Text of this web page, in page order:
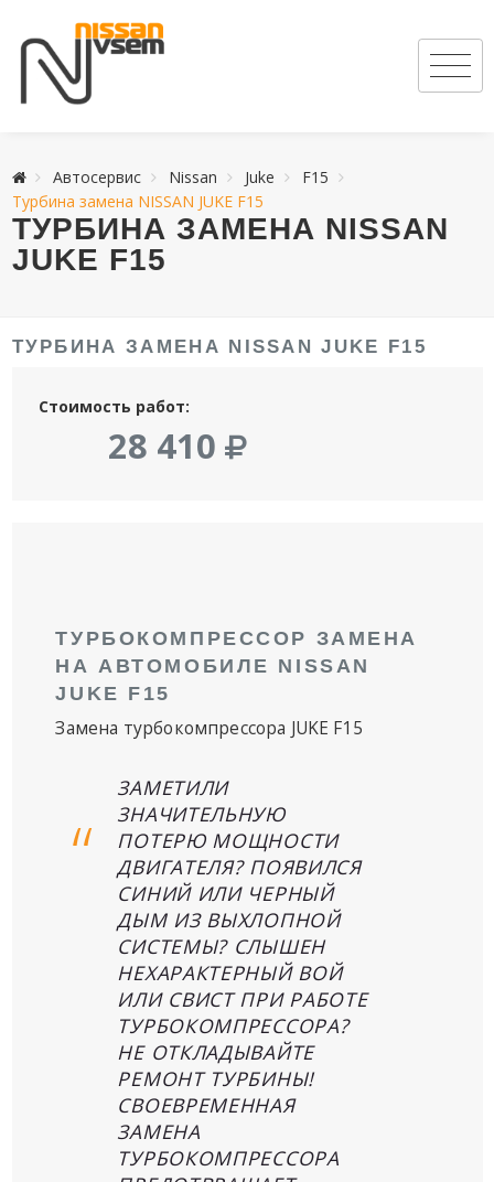
Автосервис Nissan Juke
F15
Турбина замена NISSAN JUKE F15
ТУРБИНА ЗАМЕНА NISSAN
JUKE F15
ТУРБИНА ЗАМЕНА NISSAN JUKE F15
Стоимость работ:
28 410
ТУРБОКОМПРЕССОР ЗАМЕНА
НА АВТОМОБИЛЕ NISSAN
JUKE F15
Замена турбокомпрессора JUKE F15
ЗАМЕТИЛИ
ЗНАЧИТЕЛЬНУЮ
ПОТЕРЮ МОЩНОСТИ
ДВИГАТЕЛЯ? ПОЯВИЛСЯ
СИНИЙ ИЛИ ЧЕРНЫЙ
ДЫМ ИЗ ВЫХЛОПНОЙ
СИСТЕМЫ? СЛЫШЕН
НЕХАРАКТЕРНЫЙ ВОЙ
ИЛИ СВИСТ ПРИ РАБОТЕ
ТУРБОКОМПРЕССОРА?
НЕ ОТКЛАДЫВАЙТЕ
РЕМОНТ ТУРБИНЫ!
СВОЕВРЕМЕННАЯ
ЗАМЕНА
ТУРБОКОМПРЕССОРА